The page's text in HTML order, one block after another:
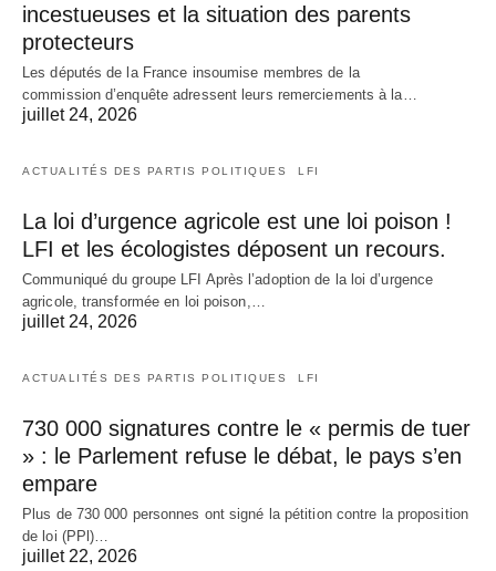
incestueuses et la situation des parents
protecteurs
Les députés de la France insoumise membres de la
commission d’enquête adressent leurs remerciements à la…
juillet 24, 2026
ACTUALITÉS DES PARTIS POLITIQUES LFI
La loi d’urgence agricole est une loi poison !
LFI et les écologistes déposent un recours.
Communiqué du groupe LFI Après l’adoption de la loi d’urgence
agricole, transformée en loi poison,…
juillet 24, 2026
ACTUALITÉS DES PARTIS POLITIQUES LFI
730 000 signatures contre le « permis de tuer
» : le Parlement refuse le débat, le pays s’en
empare
Plus de 730 000 personnes ont signé la pétition contre la proposition
de loi (PPl)…
juillet 22, 2026